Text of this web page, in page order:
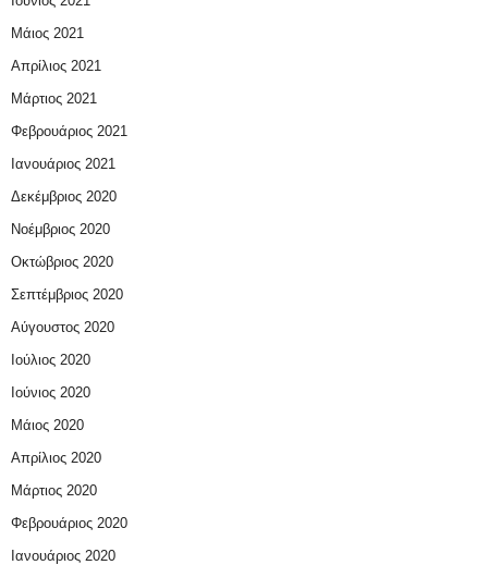
Μάιος 2021
Απρίλιος 2021
Μάρτιος 2021
Φεβρουάριος 2021
Ιανουάριος 2021
Δεκέμβριος 2020
Νοέμβριος 2020
Οκτώβριος 2020
Σεπτέμβριος 2020
Αύγουστος 2020
Ιούλιος 2020
Ιούνιος 2020
Μάιος 2020
Απρίλιος 2020
Μάρτιος 2020
Φεβρουάριος 2020
Ιανουάριος 2020